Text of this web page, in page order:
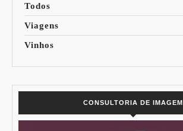
Todos
Viagens
Vinhos
CONSULTORIA DE IMAGEM